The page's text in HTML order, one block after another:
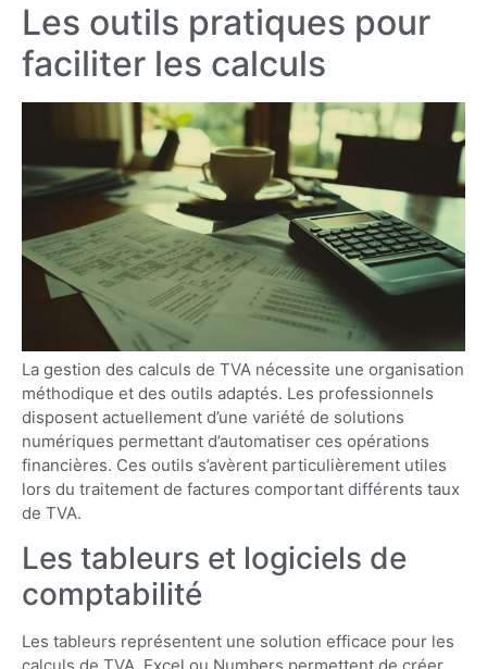
Les outils pratiques pour
faciliter les calculs
La gestion des calculs de TVA nécessite une organisation
méthodique et des outils adaptés. Les professionnels
disposent actuellement d’une variété de solutions
numériques permettant d’automatiser ces opérations
financières. Ces outils s’avèrent particulièrement utiles
lors du traitement de factures comportant différents taux
de TVA.
Les tableurs et logiciels de
comptabilité
Les tableurs représentent une solution efficace pour les